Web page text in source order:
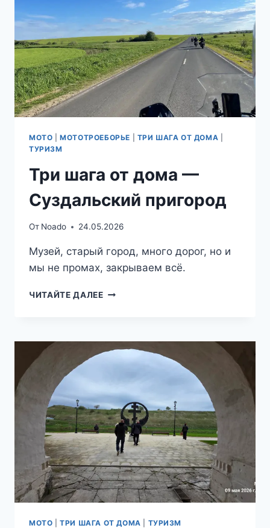
МОТО |МОТОТРОЕБОРЬЕ ТРИ ШАГА ОТ ДОМА
ТУРИЗМ
Три шага от дома —
Суздальский пригород
От Noado 24.05.2026
Музей, старый город, много дорог, но и
мы не промах, закрываем всё.
ЧИТАЙТЕ ДАЛЕЕТРИ
—
СУЗДАЛЬСКИЙ
МОТО |ТРИ ШАГА ОТ ДОМА ТУРИЗМ